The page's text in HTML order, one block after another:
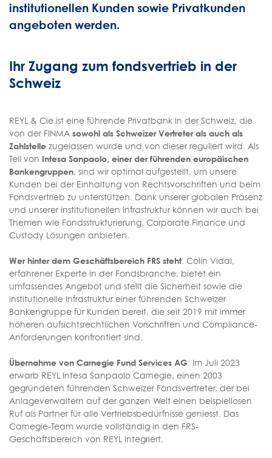
institutionellen Kunden sowie Privatkunden
angeboten werden.
Ihr Zugang zum fondsvertrieb in der
Schweiz
REYL & Cie ist eine führende Privatbank in der Schweiz, die
von der FINMA sowohl als Schweizer Vertreter als auch als
Zahlstelle zugelassen wurde und von dieser reguliert wird. Als
Teil von Intesa Sanpaolo, einer der führenden europäischen
Bankengruppen, sind wir optimal aufgestellt, um unsere
Kunden bei der Einhaltung von Rechtsvorschriften und beim
Fondsvertrieb zu unterstützen. Dank unserer globalen Präsenz
und unserer institutionellen Infrastruktur können wir auch bei
Themen wie Fondsstrukturierung, Corporate Finance und
Custody Lösungen anbieten.
Wer hinter dem Geschäftsbereich FRS steht: Colin Vidal,
erfahrener Experte in der Fondsbranche, bietet ein
umfassendes Angebot und stellt die Sicherheit sowie die
institutionelle Infrastruktur einer führenden Schweizer
Bankengruppe für Kunden bereit, die seit 2019 mit immer
höheren aufsichtsrechtlichen Vorschriften und Compliance-
Anforderungen konfrontiert sind.
Übernahme von Carnegie Fund Services AG: Im Juli 2023
erwarb REYL Intesa Sanpaolo Carnegie, einen 2003
gegründeten führenden Schweizer Fondsvertreter, der bei
Anlageverwaltern auf der ganzen Welt einen beispiellosen
Ruf als Partner für alle Vertriebsbedürfnisse geniesst. Das
Carnegie-Team wurde vollständig in den FRS-
Geschäftsbereich von REYL integriert.